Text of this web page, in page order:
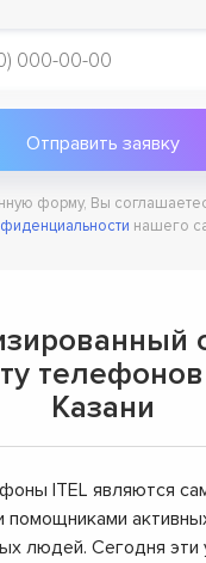
форму, Вы
нашего
телефонов
Казани
ITEL являются
помощниками
людей. Сегодня эти